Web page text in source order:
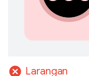
cancel Larangan